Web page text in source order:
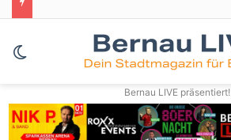
Skin umschalten
Bernau LIVE präsentiert!